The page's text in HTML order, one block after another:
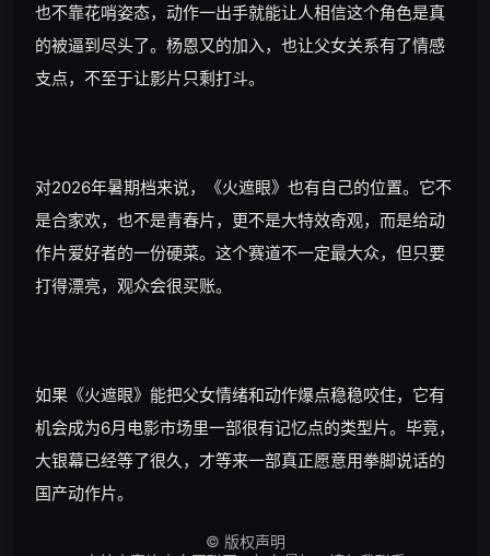
也不靠花哨姿态，动作一出手就能让人相信这个角色是真
的被逼到尽头了。杨恩又的加入，也让父女关系有了情感
支点，不至于让影片只剩打斗。
对2026年暑期档来说，《火遮眼》也有自己的位置。它不
是合家欢，也不是青春片，更不是大特效奇观，而是给动
作片爱好者的一份硬菜。这个赛道不一定最大众，但只要
打得漂亮，观众会很买账。
如果《火遮眼》能把父女情绪和动作爆点稳稳咬住，它有
机会成为6月电影市场里一部很有记忆点的类型片。毕竟，
大银幕已经等了很久，才等来一部真正愿意用拳脚说话的
国产动作片。
© 版权声明